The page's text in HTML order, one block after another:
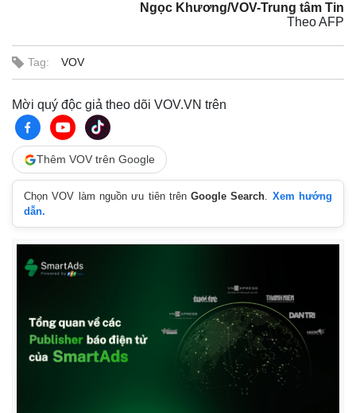
Multimedia
Ngọc Khương/VOV-Trung tâm Tin
Theo AFP
Tag: VOV
Mời quý độc giả theo dõi VOV.VN trên
Thêm VOV trên Google
Chọn VOV làm nguồn ưu tiên trênGoogle Search. Xem hướng
dẫn.